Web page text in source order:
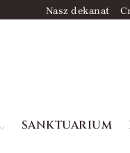
Nasz dekanat
SANKTUARIUM